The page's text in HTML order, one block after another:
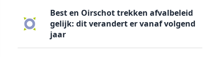
Best en Oirschot trekken afvalbeleid
gelijk: dit verandert er vanaf volgend
jaar